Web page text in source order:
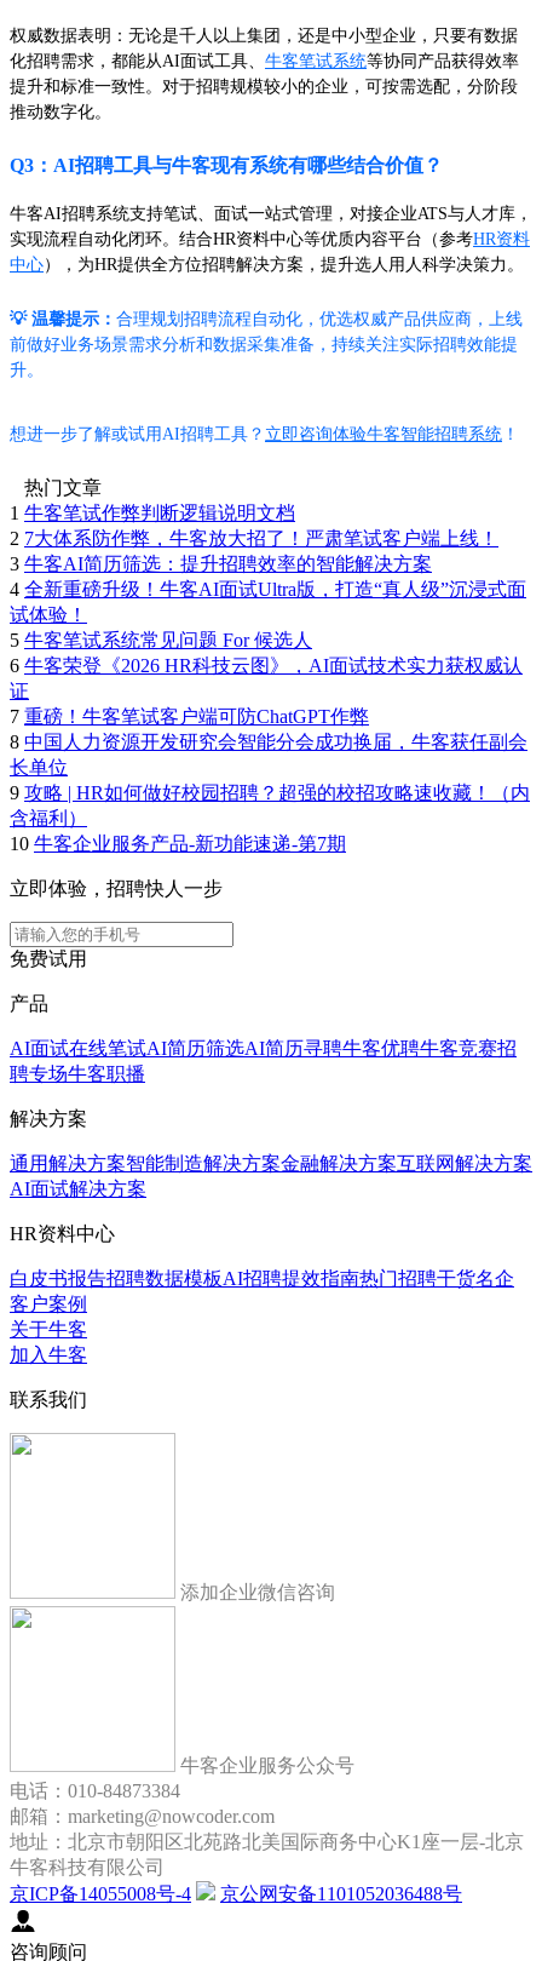
权威数据表明：无论是千人以上集团，还是中小型企业，只要有数据
化招聘需求，都能从AI面试工具、 牛客笔试系统等协同产品获得效率
提升和标准一致性。对于招聘规模较小的企业，可按需选配，分阶段
推动数字化。
Q3：AI招聘工具与牛客现有系统有哪些结合价值？
牛客AI招聘系统支持笔试、面试一站式管理，对接企业ATS与人才库，
实现流程自动化闭环。结合HR资料中心等优质内容平台（参考HR资料
中心），为HR提供全方位招聘解决方案，提升选人用人科学决策力。
💡 温馨提示： 合理规划招聘流程自动化，优选权威产品供应商，上线
前做好业务场景需求分析和数据采集准备，持续关注实际招聘效能提
升。
想进一步了解或试用AI招聘工具？ 立即咨询体验牛客智能招聘系统 ！
热门文章
1 牛客笔试作弊判断逻辑说明文档
2 7大体系防作弊，牛客放大招了！严肃笔试客户端上线！
3 牛客AI简历筛选：提升招聘效率的智能解决方案
4 全新重磅升级！牛客AI面试Ultra版，打造“真人级”沉浸式面
试体验！
5 牛客笔试系统常见问题 For 候选人
6 牛客荣登《2026 HR科技云图》，AI面试技术实力获权威认
证
7 重磅！牛客笔试客户端可防ChatGPT作弊
8 中国人力资源开发研究会智能分会成功换届，牛客获任副会
长单位
9 攻略 | HR如何做好校园招聘？超强的校招攻略速收藏！（内
含福利）
10 牛客企业服务产品-新功能速递-第7期
立即体验，招聘快人一步
免费试用
产品
AI面试在线笔试AI简历筛选AI简历寻聘牛客优聘牛客竞赛招
聘专场牛客职播
解决方案
通用解决方案智能制造解决方案金融解决方案互联网解决方案
AI面试解决方案
HR资料中心
白皮书报告招聘数据模板AI招聘提效指南热门招聘干货名企
客户案例
关于牛客
加入牛客
联系我们
添加企业微信咨询
牛客企业服务公众号
电话：010-84873384
邮箱：marketing@nowcoder.com
地址：北京市朝阳区北苑路北美国际商务中心K1座一层-北京
牛客科技有限公司
京ICP备14055008号-4
京公网安备1101052036488号
咨询顾问